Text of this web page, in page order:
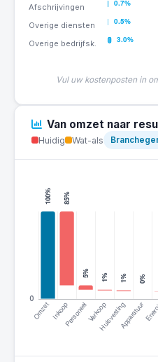
Vul uw kostenposten in
Van omzet naar
Huidig Wat-als